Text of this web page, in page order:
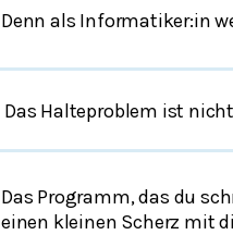
Denn als Informatiker:in
Das Halteproblem ist
Das Programm, das du
einen kleinen Scherz mit